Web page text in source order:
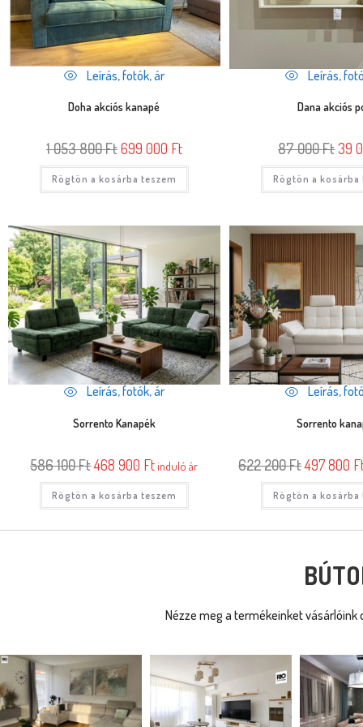
Leírás, fotók, ár
Doha akciós kanapé
1 053 800Ft699 000 Ft
Rögtön a kosárba teszem
Leírás,
Dana akciós
87 000Ft 39
Rögtön a kosárba
Leírás, fotók, ár
Sorrento Kanapék
586 100Ft468 900 Ftinduló ár
Rögtön a kosárba teszem
Leírás,
Sorrento
622 200Ft497 800
Rögtön a kosárba
Nézze meg a termékeinket